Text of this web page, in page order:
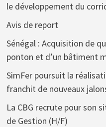
le développement du
Avis de report
Sénégal : Acquisition de
ponton et d’un bâtiment
SimFer poursuit la
franchit de nouveaux
La CBG recrute pour son
de Gestion (H/F)